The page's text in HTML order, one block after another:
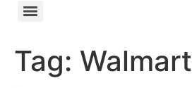
Tag: Walmart